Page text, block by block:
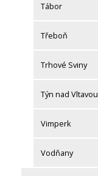
Tábor
Třeboň
Trhové Sviny
Týn nad Vltavou
Vimperk
Vodňany